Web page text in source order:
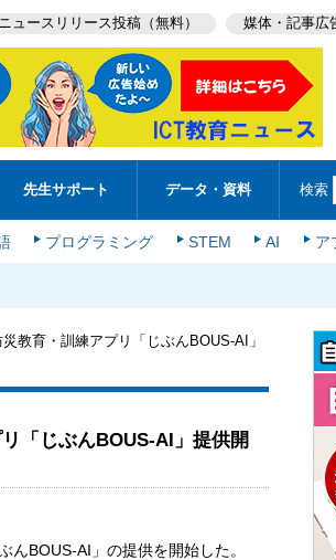
ニュースリリース投稿（無料） 媒体・記事広
先生サポート データ・資料 検索
プログラミング STEM AI ア
教育・訓練アプリ「じぶんBOUS-AI」
「じぶんBOUS-AI」提供開
BOUS-AI」の提供を開始した。